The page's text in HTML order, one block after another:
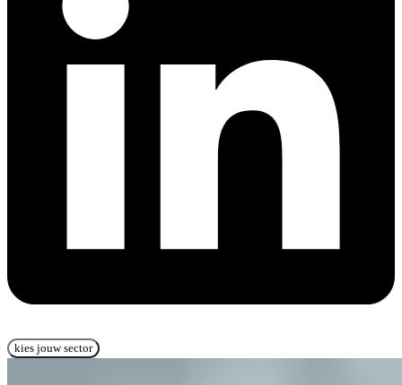
kies jouw sector